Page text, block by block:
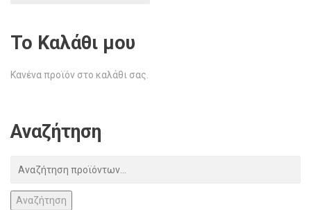
Το Καλάθι μου
Κανένα προϊόν στο καλάθι σας.
Αναζήτηση
Αναζήτηση